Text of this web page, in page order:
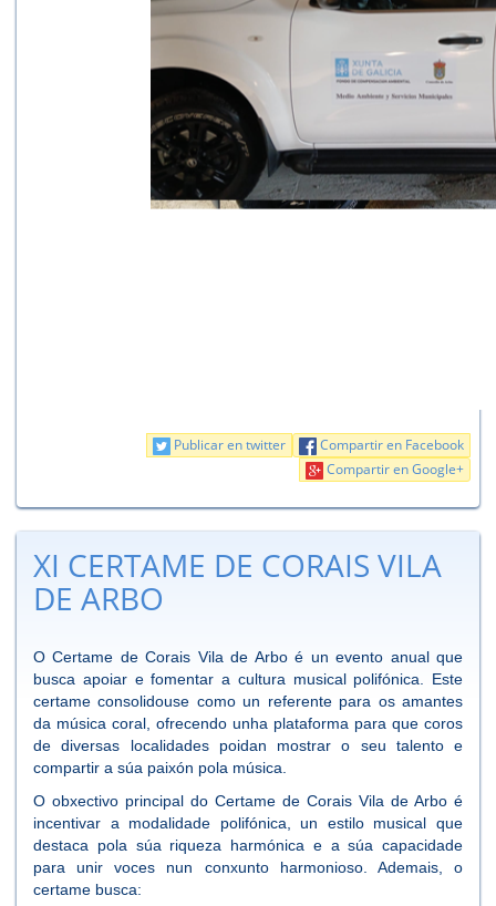
Compartir en Facebook
Publicar en twitter
Compartir en Google+
XI CERTAME DE CORAIS VILA
DE ARBO
O Certame de Corais Vila de Arbo é un evento anual que
busca apoiar e fomentar a cultura musical polifónica. Este
certame consolidouse como un referente para os amantes
da música coral, ofrecendo unha plataforma para que coros
de diversas localidades poidan mostrar o seu talento e
compartir a súa paixón pola música.
O obxectivo principal do Certame de Corais Vila de Arbo é
incentivar a modalidade polifónica, un estilo musical que
destaca pola súa riqueza harmónica e a súa capacidade
para unir voces nun conxunto harmonioso. Ademais, o
certame busca: